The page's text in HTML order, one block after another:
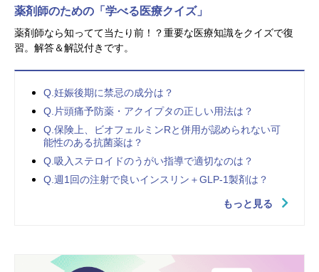
薬剤師のための「学べる医療クイズ」
薬剤師なら知ってて当たり前！？重要な医療知識をクイズで復
習。解答＆解説付きです。
Q.妊娠後期に禁忌の成分は？
Q.片頭痛予防薬・アクイプタの正しい用法は？
Q.保険上、ビオフェルミンRと併用が認められない可
能性のある抗菌薬は？
Q.吸入ステロイドのうがい指導で適切なのは？
Q.週1回の注射で良いインスリン＋GLP-1製剤は？
もっと見る